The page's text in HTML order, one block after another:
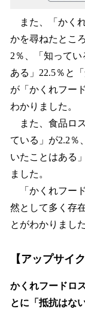
また、「かく
かを尋ねたとこ
2％、「知ってい
ある」22.5％と
が「かくれフー
わかりました。
また、食品ロ
ている」が2.2％
いたことはある
ました。
「かくれフー
然として多く存
とがわかりました
【アップサイ
かくれフードロ
とに「抵抗はな